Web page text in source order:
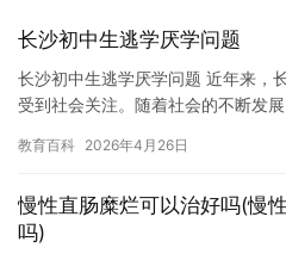
长沙初中生逃学厌学问题
长沙初中生逃学厌学问题 近年来，
受到社会关注。随着社会的不断发
初…
教育百科 2026年4月26日
慢性直肠糜烂可以治好吗(慢
吗)